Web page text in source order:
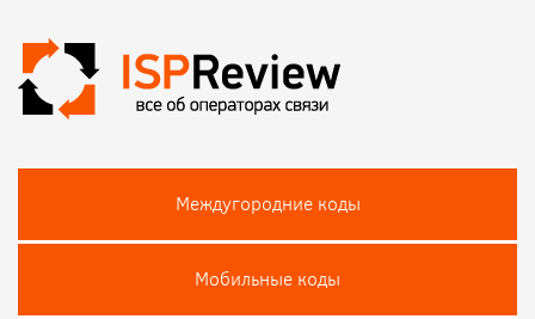
Междугородние коды
Мобильные коды